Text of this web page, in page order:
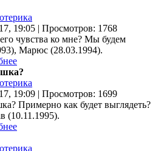
19:05 | Просмотров: 1768
чувства ко мне? Мы будем
Марюс (28.03.1994).
19:09 | Просмотров: 1699
Примерно как будет выглядеть?
(10.11.1995).